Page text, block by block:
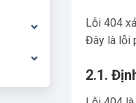
Lỗi 404
Đây là lỗi
2.1.